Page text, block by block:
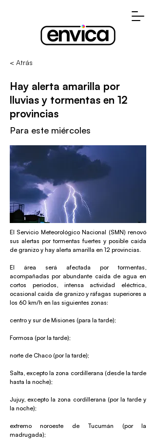
< Atrás
Hay alerta amarilla por
lluvias y tormentas en 12
provincias
Para este miércoles
El Servicio Meteorológico Nacional (SMN) renovó
sus alertas por tormentas fuertes y posible caída
de granizo y hay alerta amarilla en 12 provincias.
El área será afectada por tormentas,
acompañadas por abundante caída de agua en
cortos períodos, intensa actividad eléctrica,
ocasional caída de granizo y ráfagas superiores a
los 60 km/h en las siguientes zonas:
centro y sur de Misiones (para la tarde);
Formosa (por la tarde);
norte de Chaco (por la tarde);
Salta, excepto la zona cordillerana (desde la tarde
hasta la noche);
Jujuy, excepto la zona cordillerana (por la tarde y
la noche);
extremo noroeste de Tucumán (por la
madrugada);